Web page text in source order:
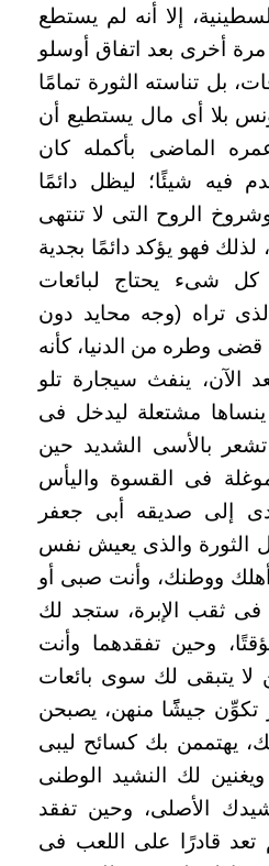
إلا أنه لم يستطع
أخرى بعد اتفاق أوسلو
بل تناسته الثورة تمامًا
بلا أى مال يستطيع أن
الماضى بأكمله كان
فيه شيئًا؛ ليظل دائمًا
الروح التى لا تنتهى
لذلك فهو يؤكد دائمًا بجدية
كل شىء يحتاج لبائعات
تراه (وجه محايد دون
قضى وطره من الدنيا، كأنه
الآن، ينفث سيجارة تلو
ينساها مشتعلة ليدخل فى
تشعر بالأسى الشديد حين
فى القسوة واليأس
إلى صديقه أبى جعفر
الثورة والذى يعيش نفس
أهلك ووطنك، وأنت صبى أو
ثقب الإبرة، ستجد لك
وحين تفقدهما وأنت
يتبقى لك سوى بائعات
تكوِّن جيشًًا منهن، يصبحن
يهتممن بك كسائح ليبى
ويغنين لك النشيد الوطنى
الأصلى، وحين تفقد
تعد قادرًا على اللعب فى